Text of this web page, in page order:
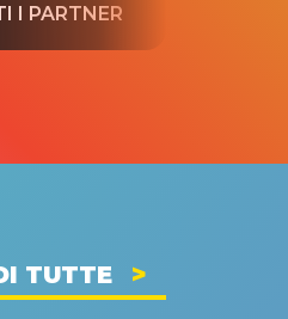
I PARTNER
TUTTE